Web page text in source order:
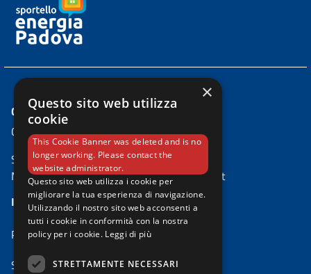
CONTATTI
Comune di Padova
Settore Ambiente e Territorio
Mail:risparmio.energetico@comune.padova.it
IL PROGETTO
PadovaFIT Expanded
Sportello Energia Padova
×
Questo sito web utilizza
cookie
This Cookie Banner was deleted and is no
longer working. Please contact the
website administrator.
Questo sito web utilizza i cookie per
migliorare la tua esperienza di navigazione.
Utilizzando il nostro sito web acconsenti a
tutti i cookie in conformità con la nostra
policy per i cookie. Leggi di più
STRETTAMENTE NECESSARI